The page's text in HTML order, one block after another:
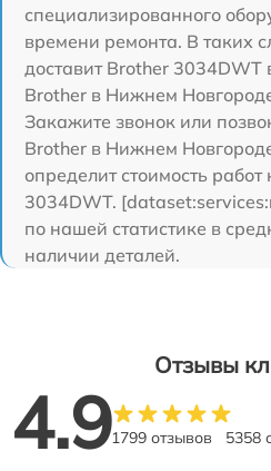
специализированного
времени ремонта. В таких
доставит Brother 3034DWT
Brother в Нижнем
Закажите звонок или
Brother в Нижнем
определит стоимость
3034DWT.
по нашей статистике в
наличии деталей.
Отзывы
4.91799 отзывов 5358